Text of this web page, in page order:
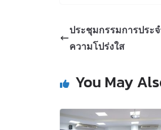
ประชุมกรรมการประ
ความโปร่งใส
You May